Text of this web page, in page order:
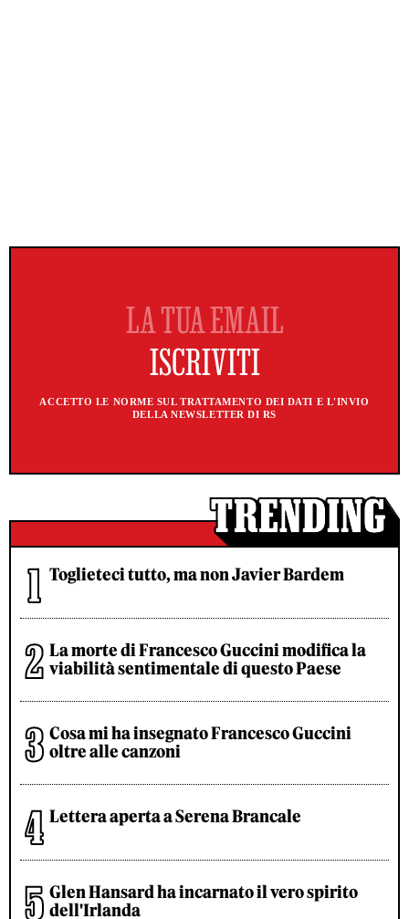
ACCETTO LE NORME SUL TRATTAMENTO DEI DATI E L'INVIO
DELLA NEWSLETTER DI RS
Toglieteci tutto, ma non Javier Bardem
La morte di Francesco Guccini modifica la
viabilità sentimentale di questo Paese
Cosa mi ha insegnato Francesco Guccini
oltre alle canzoni
Lettera aperta a Serena Brancale
Glen Hansard ha incarnato il vero spirito
dell'Irlanda